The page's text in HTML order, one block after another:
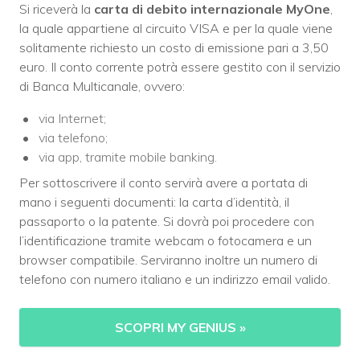
Si riceverà la carta di debito internazionale MyOne,
la quale appartiene al circuito VISA e per la quale viene
solitamente richiesto un costo di emissione pari a 3,50
euro. Il conto corrente potrà essere gestito con il servizio
di Banca Multicanale, ovvero:
via Internet;
via telefono;
via app, tramite mobile banking.
Per sottoscrivere il conto servirà avere a portata di
mano i seguenti documenti: la carta d’identità, il
passaporto o la patente. Si dovrà poi procedere con
l’identificazione tramite webcam o fotocamera e un
browser compatibile. Serviranno inoltre un numero di
telefono con numero italiano e un indirizzo email valido.
SCOPRI MY GENIUS »